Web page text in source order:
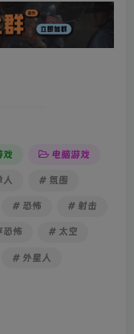
戏 电脑游戏
人 # 氛围
# 恐怖 # 射击
恐怖 # 太空
# 外星人